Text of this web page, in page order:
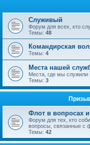
Служивый
Форум для всех, кто
Темы: 48
Командирская
Темы: 4
Места нашей
Места, где мы служили
Темы: 3
Флот в вопросах и
Форум для тех, кто
вопросы, связанные с
Темы: 42